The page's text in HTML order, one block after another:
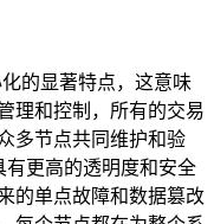
的显著特点，这意味
理和控制，所有的交易
多节点共同维护和验
更高的透明度和安全
的单点故障和数据篡改